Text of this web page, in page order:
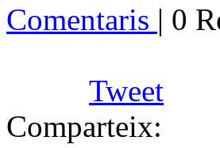
Comentaris | 0
Tweet
Comparteix: